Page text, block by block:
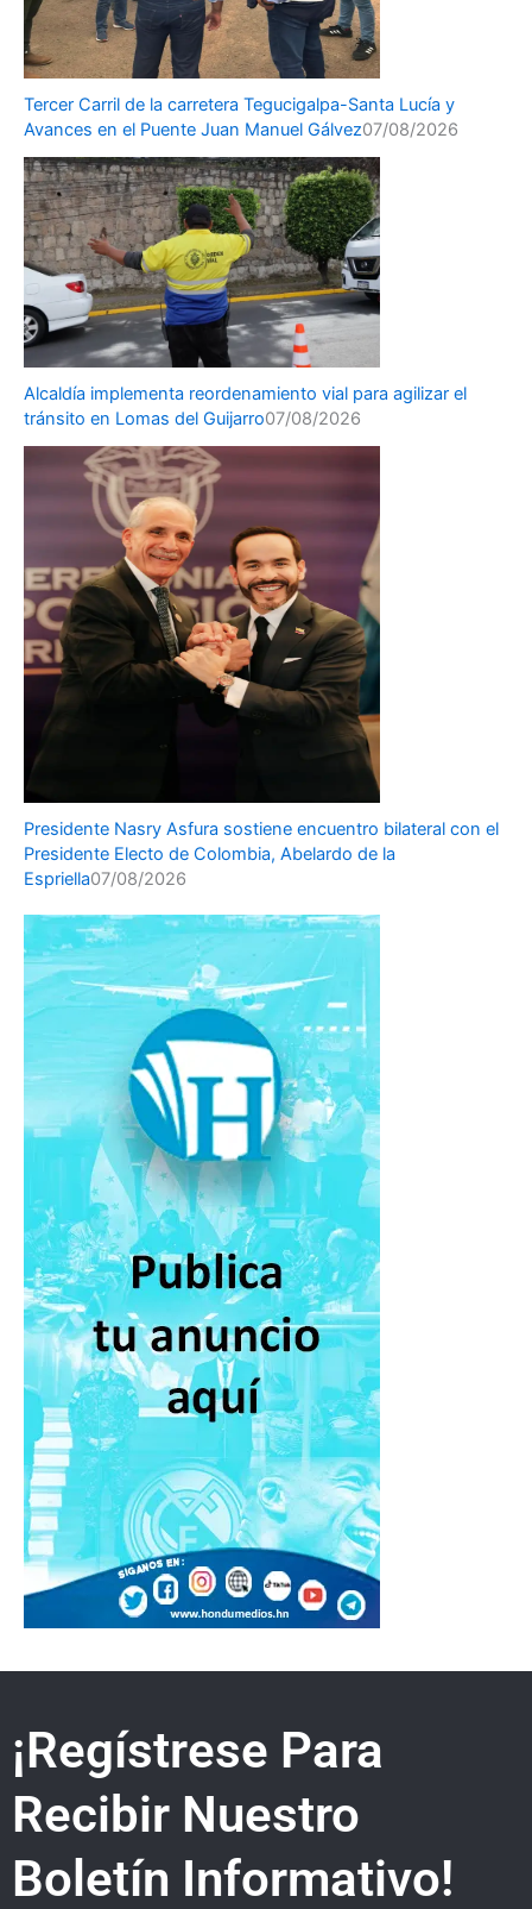
Tercer Carril de la carretera Tegucigalpa-Santa Lucía y
Avances en el Puente Juan Manuel Gálvez07/08/2026
Alcaldía implementa reordenamiento vial para agilizar el
tránsito en Lomas del Guijarro07/08/2026
Presidente Nasry Asfura sostiene encuentro bilateral con el
Presidente Electo de Colombia, Abelardo de la
Espriella07/08/2026
¡Regístrese Para
Recibir Nuestro
Boletín Informativo!